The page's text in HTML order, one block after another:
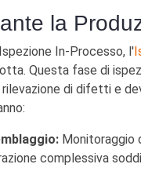
la
In-Processo, l'
Questa fase di
di difetti e
Monitoraggio
complessiva